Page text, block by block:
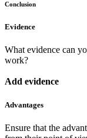
Conclusion
Evidence
What evidence can
work?
Add evidence
Advantages
Ensure that the